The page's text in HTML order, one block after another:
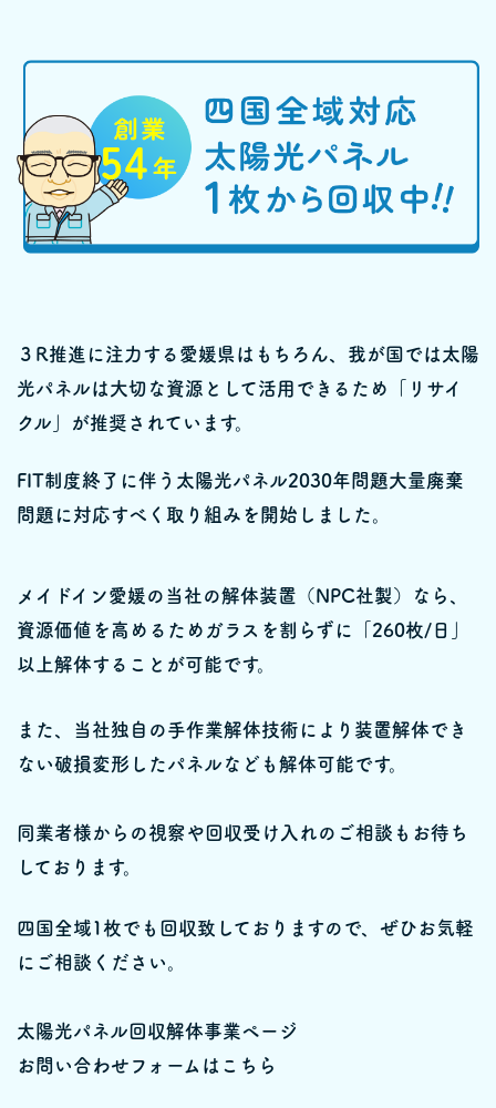
３R推進に注力する愛媛県はもちろん、我が国では太陽
光パネルは大切な資源として活用できるため「リサイ
クル」が推奨されています。
FIT制度終了に伴う太陽光パネル2030年問題大量廃棄
問題に対応すべく取り組みを開始しました。
メイドイン愛媛の当社の解体装置（NPC社製）なら、
資源価値を高めるためガラスを割らずに「260枚/日」
以上解体することが可能です。
また、当社独自の手作業解体技術により装置解体でき
ない破損変形したパネルなども解体可能です。
同業者様からの視察や回収受け入れのご相談もお待ち
しております。
四国全域1枚でも回収致しておりますので、ぜひお気軽
にご相談ください。
太陽光パネル回収解体事業ページ
お問い合わせフォームはこちら